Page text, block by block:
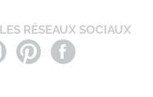
RÉSEAUX SOCIAUX